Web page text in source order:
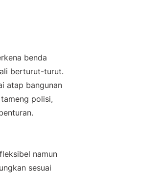
benda
berturut-turut.
atap bangunan
polisi,
namun
sesuai